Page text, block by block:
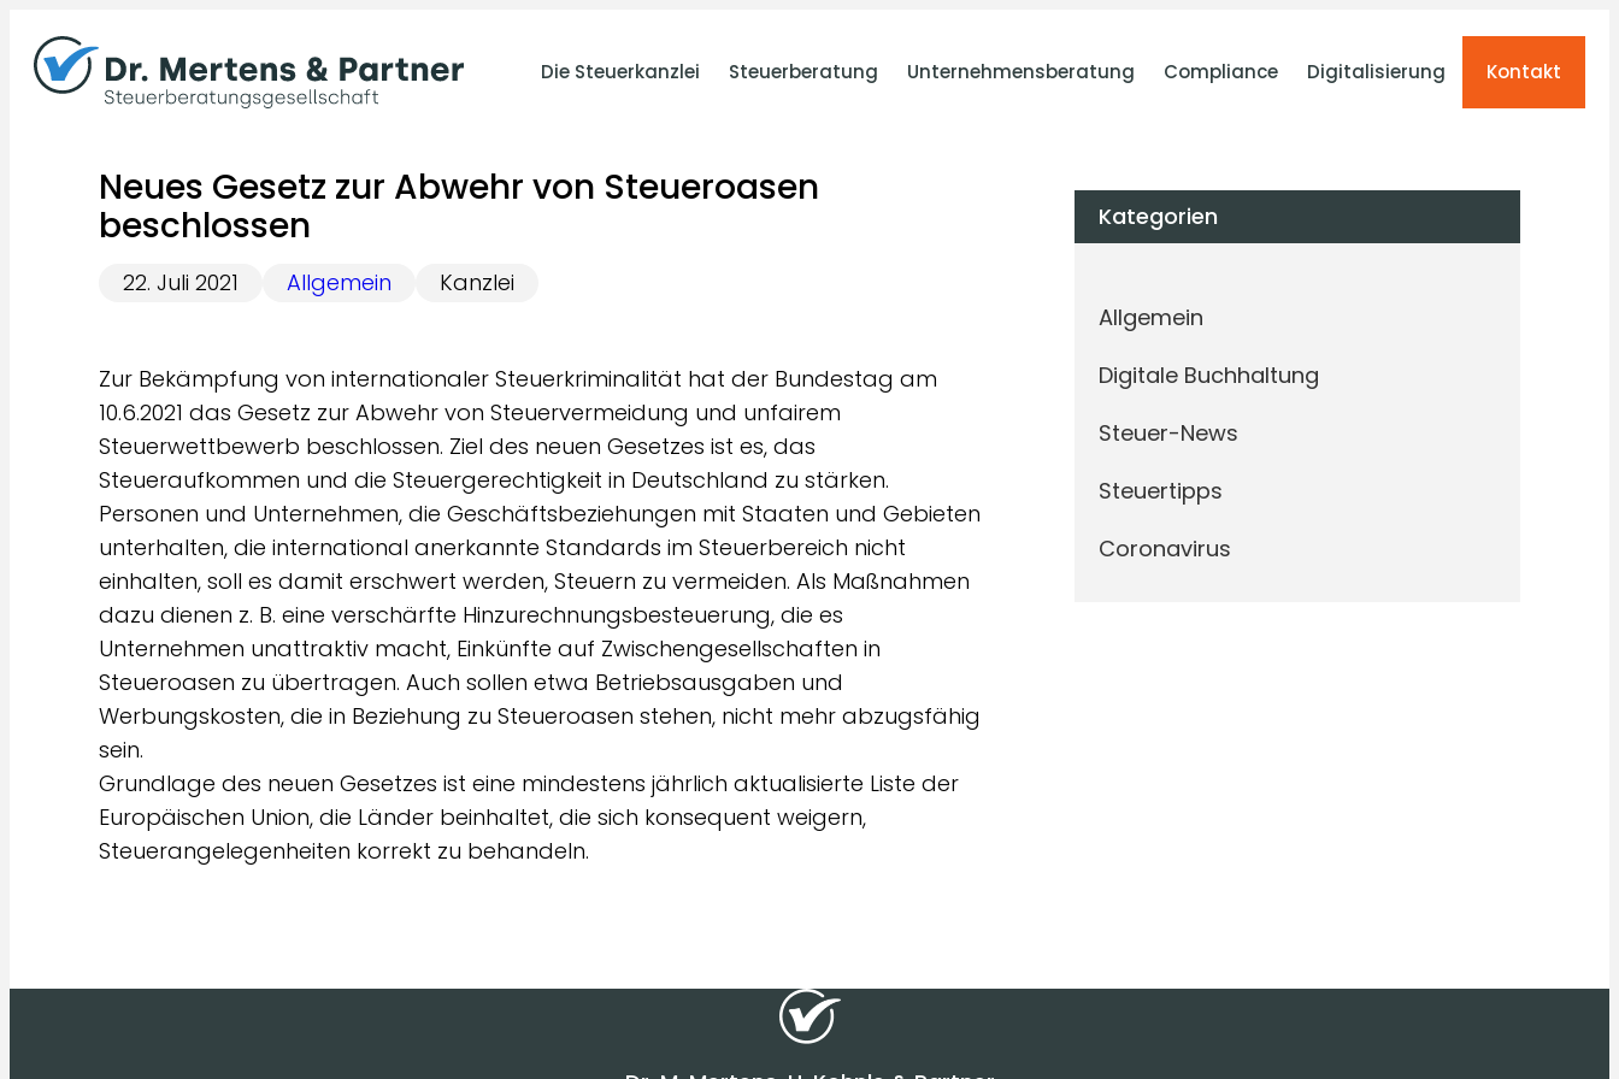
Inhalt
springen
Die Steuerkanzlei Steuerberatung Unternehmensberatung Compliance Digitalisierung Kontakt
Neues Gesetz zur Abwehr von Steueroasen
beschlossen
22. Juli 2021 Allgemein Kanzlei
Zur Bekämpfung von internationaler Steuerkriminalität hat der Bundestag am
10.6.2021 das Gesetz zur Abwehr von Steuervermeidung und unfairem
Steuerwettbewerb beschlossen. Ziel des neuen Gesetzes ist es, das
Steueraufkommen und die Steuergerechtigkeit in Deutschland zu stärken.
Personen und Unternehmen, die Geschäftsbeziehungen mit Staaten und Gebieten
unterhalten, die international anerkannte Standards im Steuerbereich nicht
einhalten, soll es damit erschwert werden, Steuern zu vermeiden. Als Maßnahmen
dazu dienen z. B. eine verschärfte Hinzurechnungsbesteuerung, die es
Unternehmen unattraktiv macht, Einkünfte auf Zwischengesellschaften in
Steueroasen zu übertragen. Auch sollen etwa Betriebsausgaben und
Werbungskosten, die in Beziehung zu Steueroasen stehen, nicht mehr abzugsfähig
sein.
Grundlage des neuen Gesetzes ist eine mindestens jährlich aktualisierte Liste der
Europäischen Union, die Länder beinhaltet, die sich konsequent weigern,
Steuerangelegenheiten korrekt zu behandeln.
Kategorien
Allgemein
Digitale Buchhaltung
Steuer-News
Steuertipps
Coronavirus